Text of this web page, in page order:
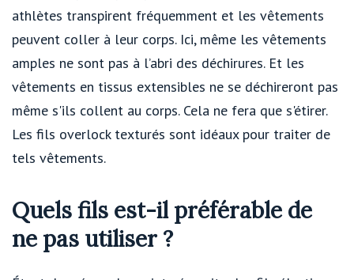
athlètes transpirent fréquemment et les vêtements
peuvent coller à leur corps. Ici, même les vêtements
amples ne sont pas à l’abri des déchirures. Et les
vêtements en tissus extensibles ne se déchireront pas
même s'ils collent au corps. Cela ne fera que s'étirer.
Les fils overlock texturés sont idéaux pour traiter de
tels vêtements.
Quels fils est-il préférable de
ne pas utiliser ?